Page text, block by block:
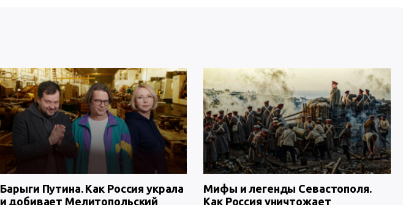
Барыги Путина. Как Россия украла
и добивает Мелитопольский
Мифы и легенды Севастополя.
Как Россия уничтожает